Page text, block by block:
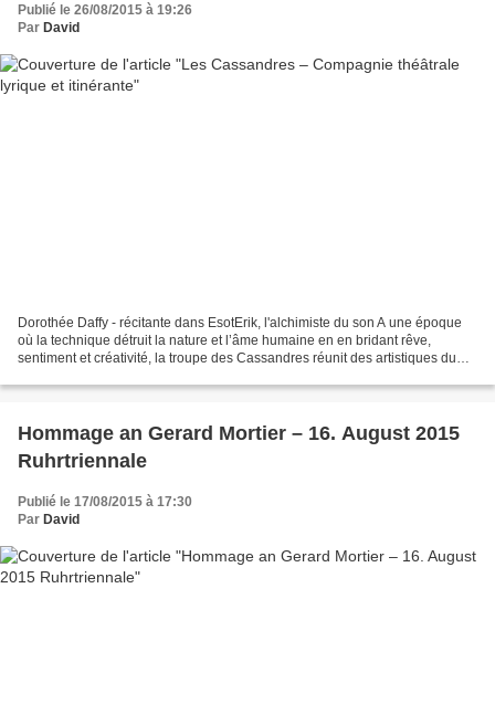
Publié le 26/08/2015 à 19:26
Par David
Dorothée Daffy - récitante dans EsotErik, l'alchimiste du son A une époque
où la technique détruit la nature et l’âme humaine en en bridant rêve,
sentiment et créativité, la troupe des Cassandres réunit des artistiques du
Hommage an Gerard Mortier – 16. August 2015
Ruhrtriennale
Publié le 17/08/2015 à 17:30
Par David